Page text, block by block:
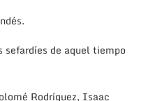
de aquel tiempo
Rodríguez, Isaac